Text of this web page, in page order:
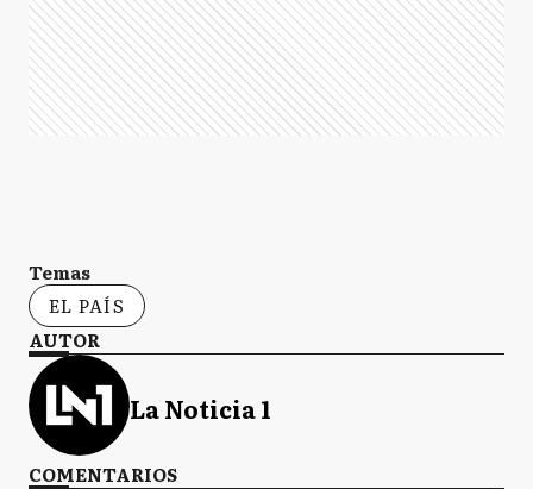
Temas
EL PAÍS
AUTOR
La Noticia 1
COMENTARIOS